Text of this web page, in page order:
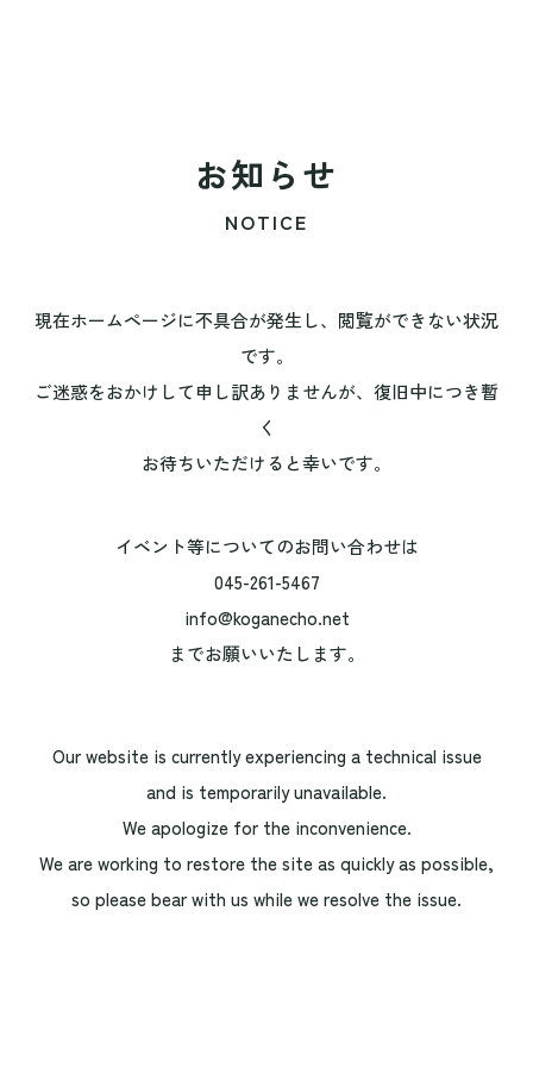
お知らせ
NOTICE
現在ホームページに不具合が発生し、閲覧ができない状況
です。
ご迷惑をおかけして申し訳ありませんが、復旧中につき暫
く
お待ちいただけると幸いです。
イベント等についてのお問い合わせは
045-261-5467
info@koganecho.net
までお願いいたします。
Our website is currently experiencing a technical issue
and is temporarily unavailable.
We apologize for the inconvenience.
We are working to restore the site as quickly as possible,
so please bear with us while we resolve the issue.